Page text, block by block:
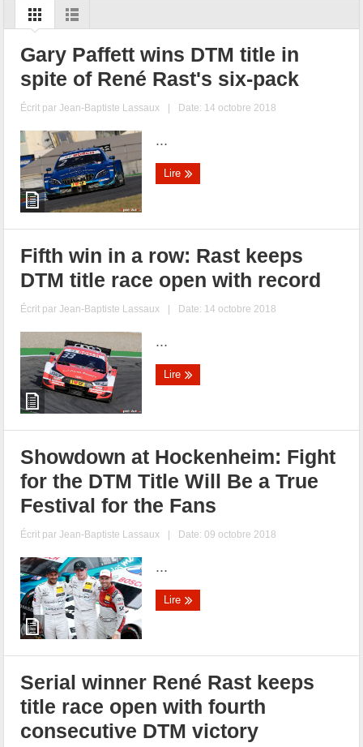
Gary Paffett wins DTM title in
spite of René Rast's six-pack
Écrit parJean-Baptiste Lassaux | Date: 14 octobre 2018
...
Lire
Fifth win in a row: Rast keeps
DTM title race open with record
Écrit parJean-Baptiste Lassaux | Date: 14 octobre 2018
...
Lire
Showdown at Hockenheim: Fight
for the DTM Title Will Be a True
Festival for the Fans
Écrit parJean-Baptiste Lassaux | Date: 09 octobre 2018
...
Lire
Serial winner René Rast keeps
title race open with fourth
consecutive DTM victory